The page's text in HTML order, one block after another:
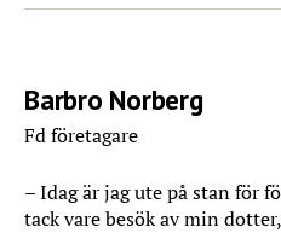
Barbro Norberg
Fd företagare
– Idag är jag ute på stan för
tack vare besök av min